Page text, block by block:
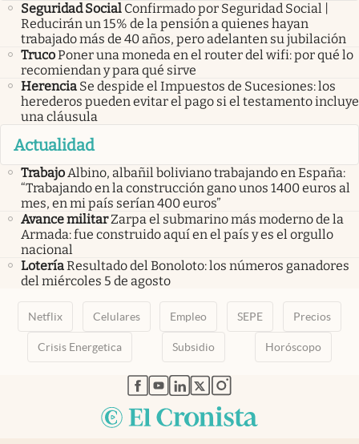
Seguridad Social Confirmado por Seguridad Social |
Reducirán un 15% de la pensión a quienes hayan
trabajado más de 40 años, pero adelanten su jubilación
TrucoPoner una moneda en el router del wifi: por qué lo
recomiendan y para qué sirve
Herencia Se despide el Impuestos de Sucesiones: los
herederos pueden evitar el pago si el testamento incluye
una cláusula
Actualidad
TrabajoAlbino, albañil boliviano trabajando en España:
“Trabajando en la construcción gano unos 1400 euros al
mes, en mi país serían 400 euros”
Avance militarZarpa el submarino más moderno de la
Armada: fue construido aquí en el país y es el orgullo
nacional
LoteríaResultado del Bonoloto: los números ganadores
del miércoles 5 de agosto
Netflix Celulares Empleo SEPE Precios
Crisis Energetica Subsidio Horóscopo
abre en nueva pestaña
abre en nueva pestaña
abre en nueva pestaña
abre en nueva pestaña
abre en nueva pestaña